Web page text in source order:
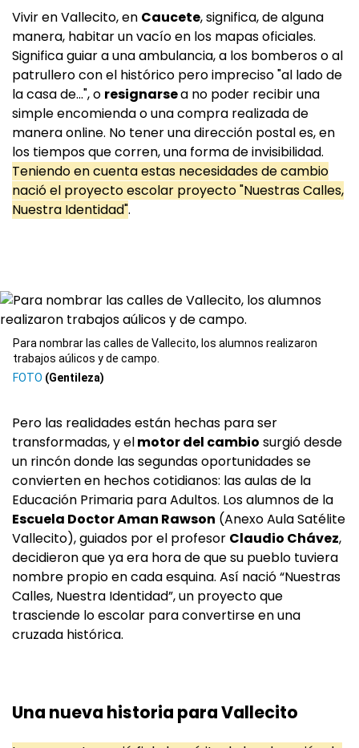
Vivir en Vallecito, en Caucete, significa, de alguna
manera, habitar un vacío en los mapas oficiales.
Significa guiar a una ambulancia, a los bomberos o al
patrullero con el histórico pero impreciso "al lado de
la casa de...", o resignarsea no poder recibir una
simple encomienda o una compra realizada de
manera online. No tener una dirección postal es, en
los tiempos que corren, una forma de invisibilidad.
Teniendo en cuenta estas necesidades de cambio
nació el proyecto escolar proyecto "Nuestras Calles,
Nuestra Identidad".
Para nombrar las calles de Vallecito, los alumnos realizaron
trabajos aúlicos y de campo.
(Gentileza)
Pero las realidades están hechas para ser
transformadas, y elmotor del cambio surgió desde
un rincón donde las segundas oportunidades se
convierten en hechos cotidianos: las aulas de la
Educación Primaria para Adultos. Los alumnos de la
Escuela Doctor Aman Rawson (Anexo Aula Satélite
Vallecito), guiados por el profesor Claudio Chávez,
decidieron que ya era hora de que su pueblo tuviera
nombre propio en cada esquina. Así nació “Nuestras
Calles, Nuestra Identidad”, un proyecto que
trasciende lo escolar para convertirse en una
cruzada histórica.
Una nueva historia para Vallecito